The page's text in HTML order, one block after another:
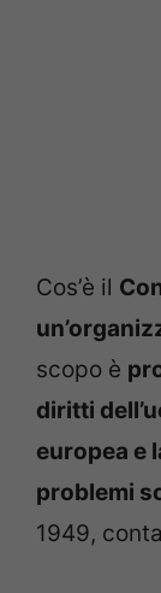
Cos’è il
scopo è
diritti
europea e
problemi
1949,